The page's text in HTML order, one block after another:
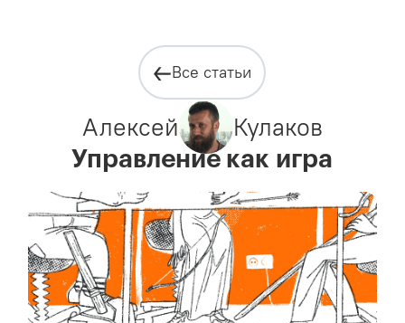
Все статьи
Алексей Кулаков
Управление как игра